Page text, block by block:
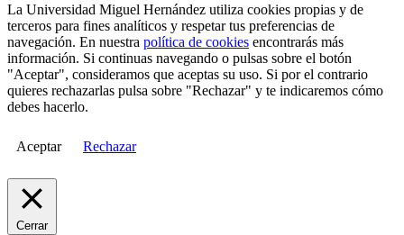
La Universidad Miguel Hernández utiliza cookies propias y de
terceros para fines analíticos y respetar tus preferencias de
navegación. En nuestra política de cookies encontrarás más
información. Si continuas navegando o pulsas sobre el botón
"Aceptar", consideramos que aceptas su uso. Si por el contrario
quieres rechazarlas pulsa sobre "Rechazar" y te indicaremos cómo
debes hacerlo.
Aceptar Rechazar
Cerrar